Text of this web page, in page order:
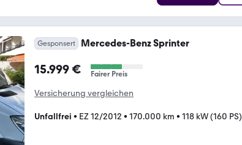
Gesponsert Mercedes-Benz Sprinter
15.999 € Fairer Preis
Versicherung vergleichen
Unfallfrei • EZ 12/2012 • 170.000 km • 118 kW (160 PS)